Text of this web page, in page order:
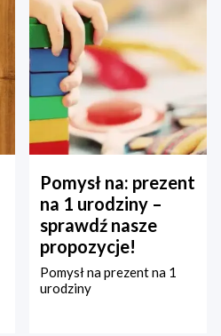
Pomysł na: prezent
na 1 urodziny –
sprawdź nasze
propozycje!
Pomysł na prezent na 1
urodziny